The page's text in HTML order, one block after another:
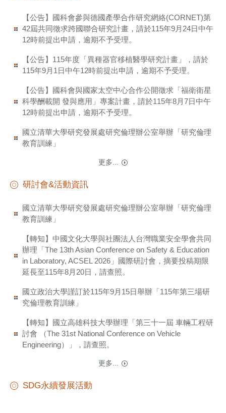
【公告】國科會參與德國產學合作研究網絡(CORNET)第
42屆共同徵求跨國聯合研究計畫，請於115年9月24日中午
12時前提出申請，逾期不予受理。
【公告】115年度「異種器官移植醫學研究計畫」，請於
115年9月1日中午12時前提出申請，逾期不予受理。
【公告】國科會與國家太空中心合作公開徵求「福衛衛星
科學酬載開 發與應用」專案計畫，請於115年8月7日中午
12時前提出申請，逾期不予受理。
國立清華大學研究發展處研究倫理辦公室舉辦「研究倫理
教育訓練」
更多...
研討會&活動資訊
國立清華大學研究發展處研究倫理辦公室舉辦「研究倫理
教育訓練」
【轉知】中國文化大學與社團法人台灣職業安全學會共同
辦理「The 13th Asian Conference on Safety & Education
in Laboratory, ACSEL 2026」國際研討會，摘要投稿期限
延長至115年8月20日，請查照。
國立政治大學謹訂於115年9月15日舉辦「115年第三場研
究倫理教育訓練」
【轉知】國立高雄科技大學辦理「第三十一屆 車輛工程研
討會 （The 31st National Conference on Vehicle
Engineering）」，請查照。
更多...
SDG永續發展活動